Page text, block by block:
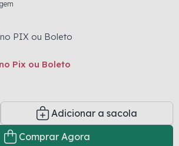
no PIX ou Boleto
Pix ou Boleto
Adicionar a sacola
Comprar Agora